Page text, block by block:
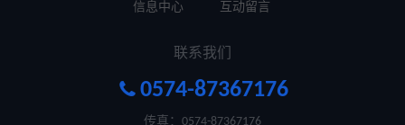
信息中心 互动留言
联系我们
 0574-87367176
传真：0574-87367176